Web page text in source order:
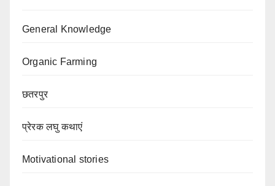
General Knowledge
Organic Farming
छतरपुर
प्रेरक लघु कथाएं
Motivational stories